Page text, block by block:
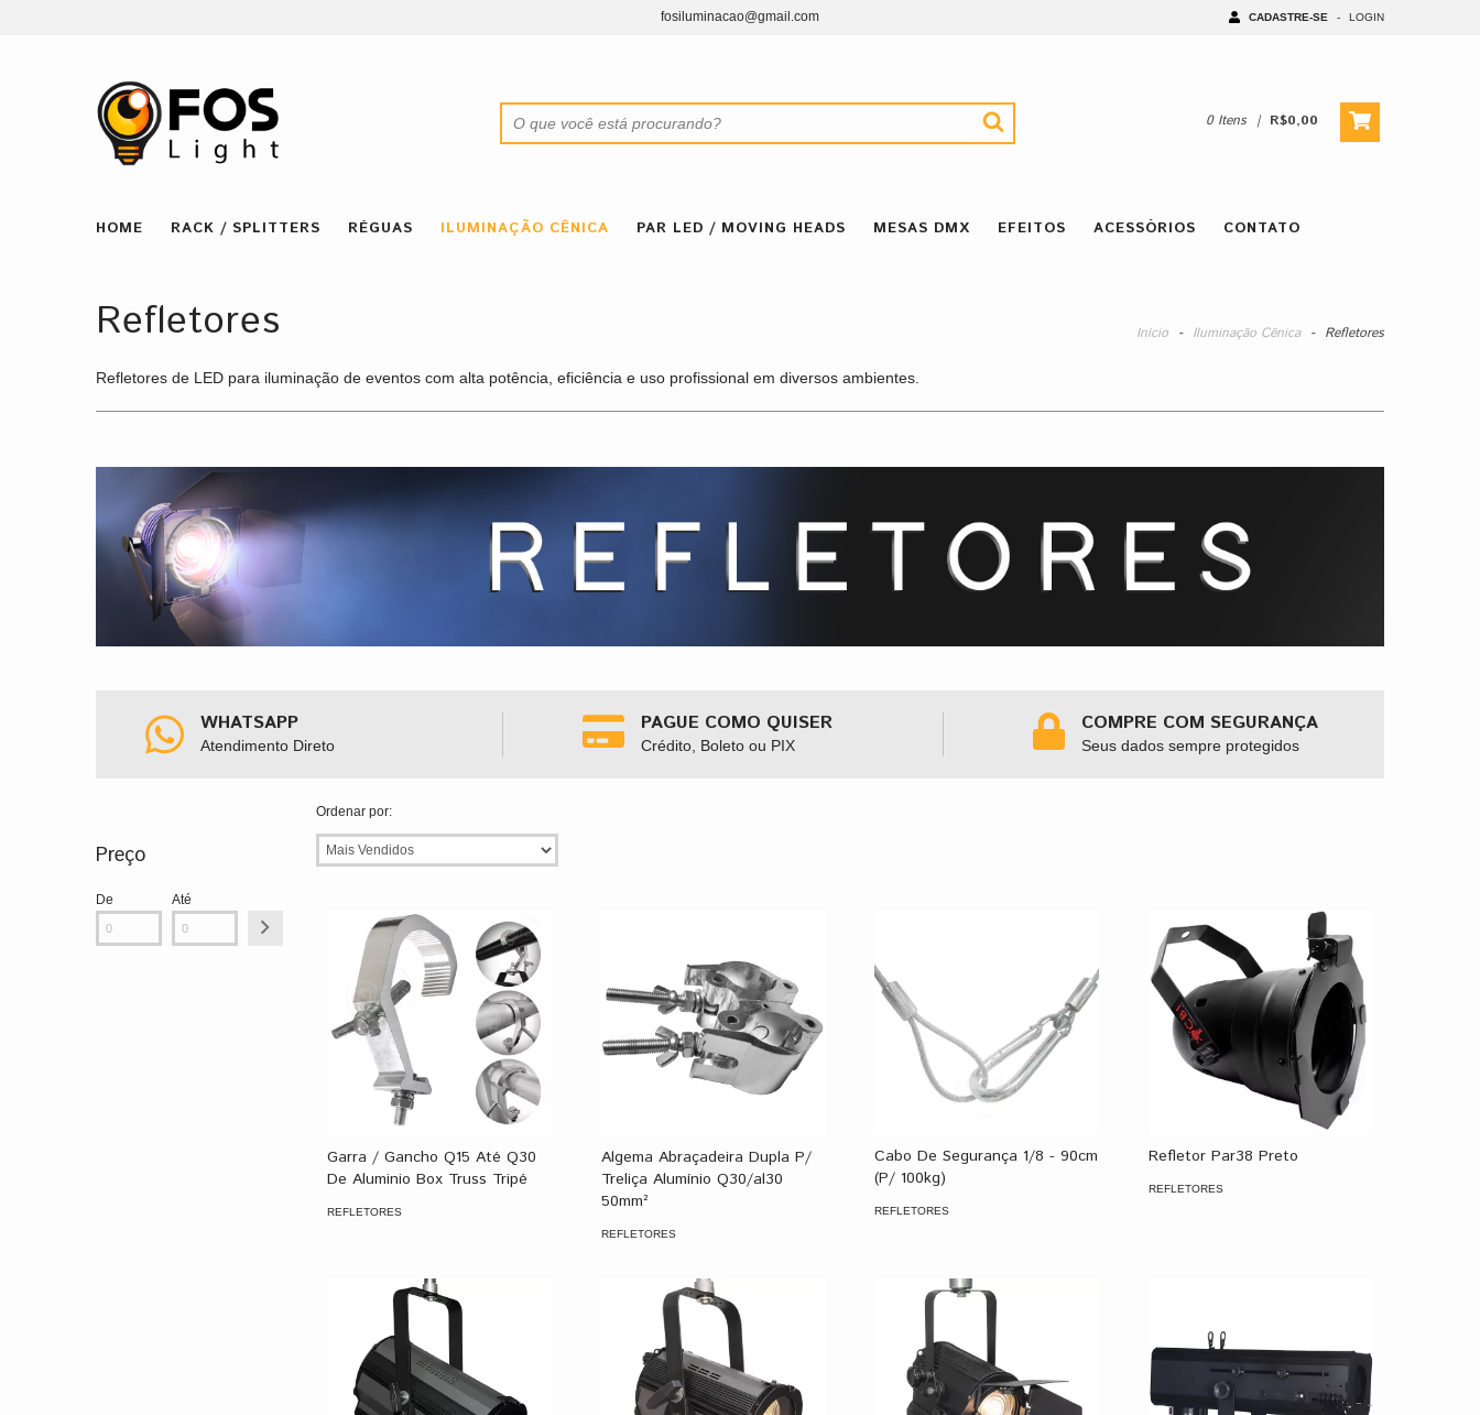
fosiluminacao@gmail.com CADASTRE-SE - LOGIN
0 Itens | R$0,00
HOME RACK / SPLITTERS RÉGUAS ILUMINAÇÃO CÊNICA PAR LED / MOVING HEADS MESAS DMX EFEITOS ACESSÓRIOS CONTATO
Refletores
Refletores de LED para iluminação de eventos com alta potência, eficiência e uso profissional em diversos ambientes.
Início - Iluminação Cênica - Refletores
WHATSAPP
Atendimento Direto
PAGUE COMO QUISER
Crédito, Boleto ou PIX
COMPRE COM SEGURANÇA
Seus dados sempre protegidos
Preço
De Até
Ordenar por:
Garra / Gancho Q15 Até Q30
De Aluminio Box Truss Tripé
REFLETORES
Algema Abraçadeira Dupla P/
Treliça Alumínio Q30/al30
50mm²
REFLETORES
Cabo De Segurança 1/8 - 90cm
(P/ 100kg)
REFLETORES
Refletor Par38 Preto
REFLETORES